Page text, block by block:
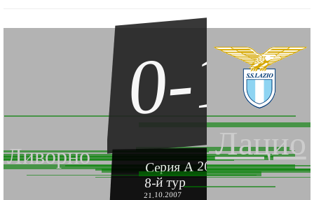
Ливорно Лацио
0-1
Серия А 2007-2008
8-й тур
21.10.2007